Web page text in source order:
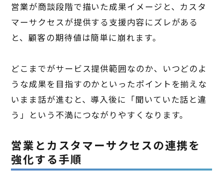
営業が商談段階で描いた成果イメージと、カスタ
マーサクセスが提供する支援内容にズレがある
と、顧客の期待値は簡単に崩れます。
どこまでがサービス提供範囲なのか、いつどのよ
うな成果を目指すのかといったポイントを揃えな
いまま話が進むと、導入後に「聞いていた話と違
う」という不満につながりやすくなります。
営業とカスタマーサクセスの連携を
強化する手順